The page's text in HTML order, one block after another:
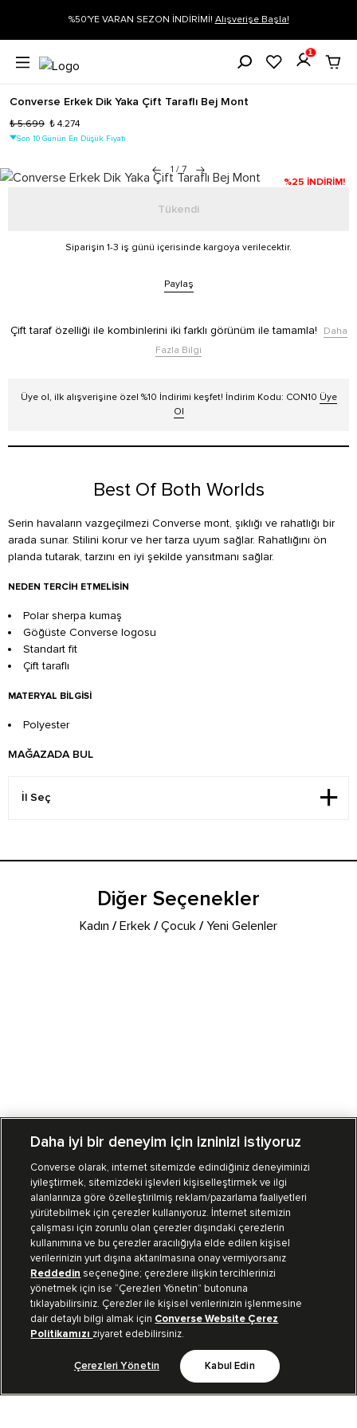
Başla! Siparişin 1-3 iş günü içerisinde kargoya
1
Converse Erkek Dik Yaka Çift Taraflı Bej Mont
₺ 5.699 ₺ 4.274
Son 10 Günün En Düşük Fiyatı
1 / 7
%25 İNDİRİM!
Tükendi
Siparişin 1-3 iş günü içerisinde kargoya verilecektir.
Paylaş
Çift taraf özelliği ile kombinlerini iki farklı görünüm ile tamamla!
Daha
Fazla Bilgi
Üye ol, ilk alışverişine özel %10 İndirimi keşfet! İndirim Kodu: CON10 Üye
Ol
Best Of Both Worlds
Serin havaların vazgeçilmezi Converse mont, şıklığı ve rahatlığı bir
arada sunar. Stilini korur ve her tarza uyum sağlar. Rahatlığını ön
planda tutarak, tarzını en iyi şekilde yansıtmanı sağlar.
NEDEN TERCIH ETMELISIN
Polar sherpa kumaş
Göğüste Converse logosu
Standart fit
Çift taraflı
MATERYAL BILGISI
Polyester
MAĞAZADA BUL
Diğer Seçenekler
Kadın /Erkek /Çocuk /Yeni Gelenler
Mağazalarımız Sipariş Takibi
Müşteri İlişkileri
Koleksiyon
Kurumsal
Bizi Takip Et
Daha iyi bir deneyim için izninizi istiyoruz
Converse olarak, internet sitemizde edindiğiniz deneyiminizi
iyileştirmek, sitemizdeki işlevleri kişiselleştirmek ve ilgi
alanlarınıza göre özelleştirilmiş reklam/pazarlama faaliyetleri
yürütebilmek için çerezler kullanıyoruz. İnternet sitemizin
çalışması için zorunlu olan çerezler dışındaki çerezlerin
kullanımına ve bu çerezler aracılığıyla elde edilen kişisel
verilerinizin yurt dışına aktarılmasına onay vermiyorsanız
Reddedin seçeneğine; çerezlere ilişkin tercihlerinizi
yönetmek için ise “Çerezleri Yönetin” butonuna
tıklayabilirsiniz. Çerezler ile kişisel verilerinizin işlenmesine
dair detaylı bilgi almak için Converse Website Çerez
Politikamızı ziyaret edebilirsiniz.
Çerezleri Yönetin Kabul Edin